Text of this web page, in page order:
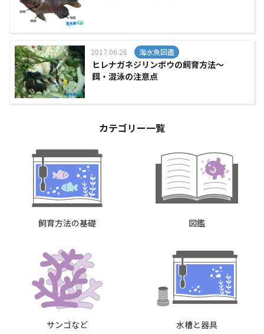
2017.06.26 海水魚図鑑
ヒレナガネジリンボウの飼育方法～
餌・混泳の注意点
カテゴリー一覧
飼育方法の基礎 図鑑
サンゴなど 水槽と器具